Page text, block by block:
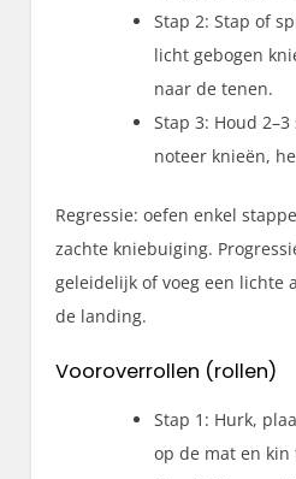
Stap 2: Stap of
licht gebogen
naar de tenen.
Stap 3: Houd
noteer knieën,
Regressie: oefen enkel
zachte kniebuiging.
geleidelijk of voeg een lichte
de landing.
Vooroverrollen (rollen)
Stap 1: Hurk,
op de mat en kin